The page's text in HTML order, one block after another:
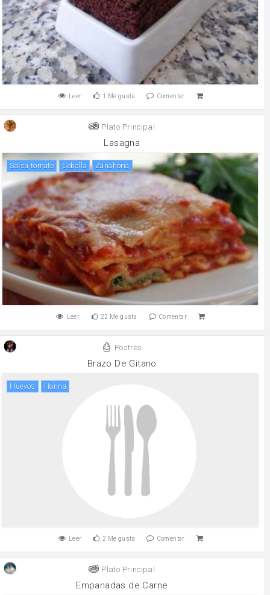
Leer 1 Me gusta Comentar
Plato Principal
Lasagna
salsa tomate cebolla zanahoria
Leer 22 Me gusta Comentar
Postres
Brazo De Gitano
huevos harina
Leer 2 Me gusta Comentar
Plato Principal
Empanadas de Carne